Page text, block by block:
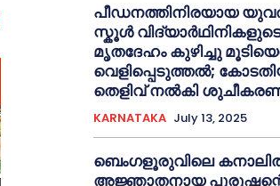
പീഡനത്തിനിരയായ
സ്കൂൾ
മൃതദേഹം കുഴിച്ചു
വെളിപ്പെടുത്തൽ;
തെളിവ് നൽകി
KARNATAKA July 13, 2025
ബെംഗളൂരുവിലെ
അജ്ഞാതനായ